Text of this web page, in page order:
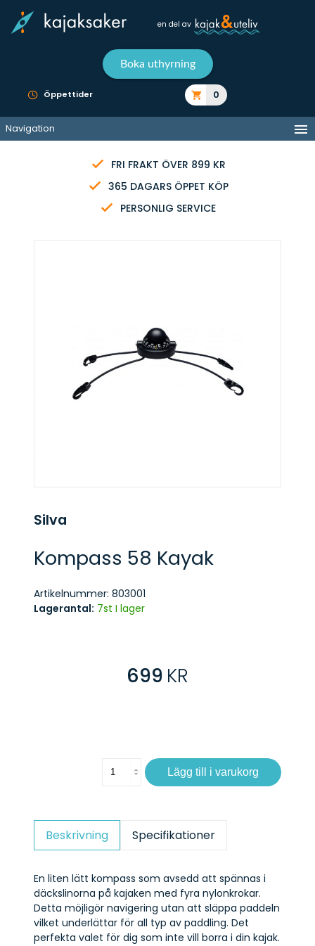
en del av
Boka uthyrning
Öppettider 0
Navigation
FRI FRAKT ÖVER 899 KR
365 DAGARS ÖPPET KÖP
PERSONLIG SERVICE
Silva
Kompass 58 Kayak
Artikelnummer: 803001
Lagerantal: 7st I lager
699 KR
Lägg till i varukorg
Beskrivning Specifikationer
En liten lätt kompass som avsedd att spännas i
däckslinorna på kajaken med fyra nylonkrokar.
Detta möjligör navigering utan att släppa paddeln
vilket underlättar för all typ av paddling. Det
perfekta valet för dig som inte vill borra i din kajak.